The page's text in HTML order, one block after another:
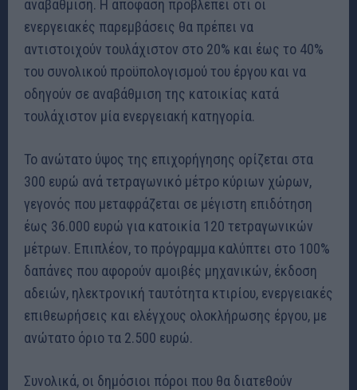
αναβάθμιση. Η απόφαση προβλέπει ότι οι
ενεργειακές παρεμβάσεις θα πρέπει να
αντιστοιχούν τουλάχιστον στο 20% και έως το 40%
του συνολικού προϋπολογισμού του έργου και να
οδηγούν σε αναβάθμιση της κατοικίας κατά
τουλάχιστον μία ενεργειακή κατηγορία.
Το ανώτατο ύψος της επιχορήγησης ορίζεται στα
300 ευρώ ανά τετραγωνικό μέτρο κύριων χώρων,
γεγονός που μεταφράζεται σε μέγιστη επιδότηση
έως 36.000 ευρώ για κατοικία 120 τετραγωνικών
μέτρων. Επιπλέον, το πρόγραμμα καλύπτει στο 100%
δαπάνες που αφορούν αμοιβές μηχανικών, έκδοση
αδειών, ηλεκτρονική ταυτότητα κτιρίου, ενεργειακές
επιθεωρήσεις και ελέγχους ολοκλήρωσης έργου, με
ανώτατο όριο τα 2.500 ευρώ.
Συνολικά, οι δημόσιοι πόροι που θα διατεθούν